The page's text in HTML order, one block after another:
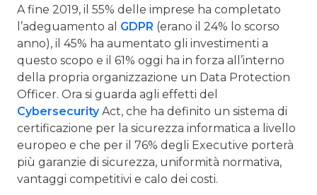
A fine 2019, il 55% delle imprese ha completato
l’adeguamento al GDPR (erano il 24% lo scorso
anno), il 45% ha aumentato gli investimenti a
questo scopo e il 61% oggi ha in forza all’interno
della propria organizzazione un Data Protection
Officer. Ora si guarda agli effetti del
CybersecurityAct, che ha definito un sistema di
certificazione per la sicurezza informatica a livello
europeo e che per il 76% degli Executive porterà
più garanzie di sicurezza, uniformità normativa,
vantaggi competitivi e calo dei costi.